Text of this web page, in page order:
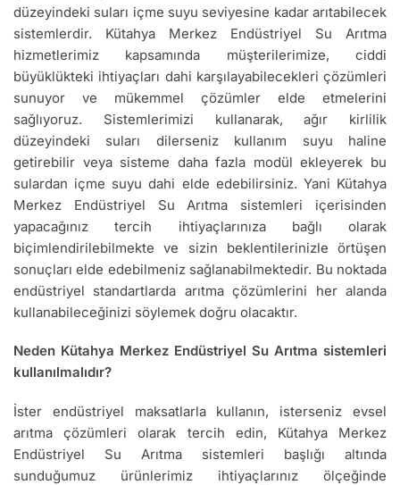
düzeyindeki suları içme suyu seviyesine kadar arıtabilecek
sistemlerdir. Kütahya Merkez Endüstriyel Su Arıtma
hizmetlerimiz kapsamında müşterilerimize, ciddi
büyüklükteki ihtiyaçları dahi karşılayabilecekleri çözümleri
sunuyor ve mükemmel çözümler elde etmelerini
sağlıyoruz. Sistemlerimizi kullanarak, ağır kirlilik
düzeyindeki suları dilerseniz kullanım suyu haline
getirebilir veya sisteme daha fazla modül ekleyerek bu
sulardan içme suyu dahi elde edebilirsiniz. Yani Kütahya
Merkez Endüstriyel Su Arıtma sistemleri içerisinden
yapacağınız tercih ihtiyaçlarınıza bağlı olarak
biçimlendirilebilmekte ve sizin beklentilerinizle örtüşen
sonuçları elde edebilmeniz sağlanabilmektedir. Bu noktada
endüstriyel standartlarda arıtma çözümlerini her alanda
kullanabileceğinizi söylemek doğru olacaktır.
Neden Kütahya Merkez Endüstriyel Su Arıtma sistemleri
kullanılmalıdır?
İster endüstriyel maksatlarla kullanın, isterseniz evsel
arıtma çözümleri olarak tercih edin, Kütahya Merkez
Endüstriyel Su Arıtma sistemleri başlığı altında
sunduğumuz ürünlerimiz ihtiyaçlarınız ölçeğinde